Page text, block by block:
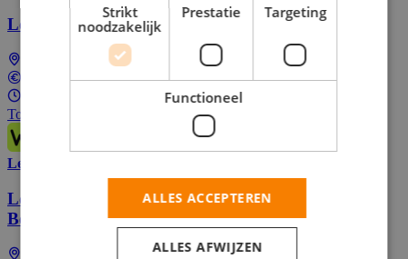
Logistiek medewerker
Landelijk (dus ook bij jou in de buurt)
Tussen €11,00 en €22,00 per uur
Top Job
Lees meer
Logistiek Coördinator Treinen - Regionaal
Besturingscentrum (RBC) - Utrecht
Strikt
noodzakelijk
Prestatie Targeting
Functioneel
ALLES ACCEPTEREN
ALLES AFWIJZEN